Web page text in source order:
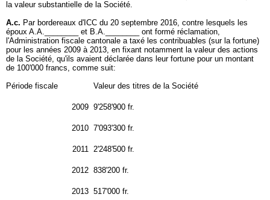
la valeur substantielle de la Société.
A.c. Par bordereaux d'ICC du 20 septembre 2016, contre lesquels les
époux A.A.________ et B.A.________ ont formé réclamation,
l'Administration fiscale cantonale a taxé les contribuables (sur la fortune)
pour les années 2009 à 2013, en fixant notamment la valeur des actions
de la Société, qu'ils avaient déclarée dans leur fortune pour un montant
de 100'000 francs, comme suit:
Période fiscale
Valeur des titres de la Société
2009 9'258'900 fr.
2010 7'093'300 fr.
2011 2'248'500 fr.
2012 838'200 fr.
2013 517'000 fr.